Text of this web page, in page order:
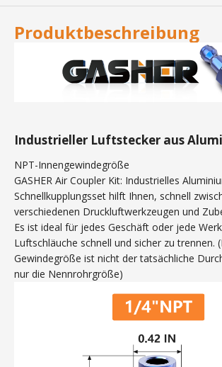
Produktbeschreibung
Industrieller Luftstecker aus
NPT-Innengewindegröße
GASHER Air Coupler Kit: Industrielles
Schnellkupplungsset hilft Ihnen, schnell
verschiedenen Druckluftwerkzeugen und
Es ist ideal für jedes Geschäft oder jede
Luftschläuche schnell und sicher zu trennen.
Gewindegröße ist nicht der tatsächliche
nur die Nennrohrgröße)